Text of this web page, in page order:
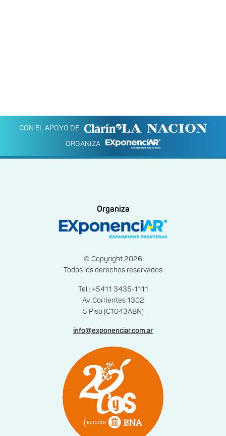
CON EL APOYO DE
ORGANIZA
Organiza
© Copyright 2026
Todos los derechos reservados
Tel.: +5411 3435-1111
Av. Corrientes 1302
5 Piso (C1043ABN)
info@exponenciar.com.ar